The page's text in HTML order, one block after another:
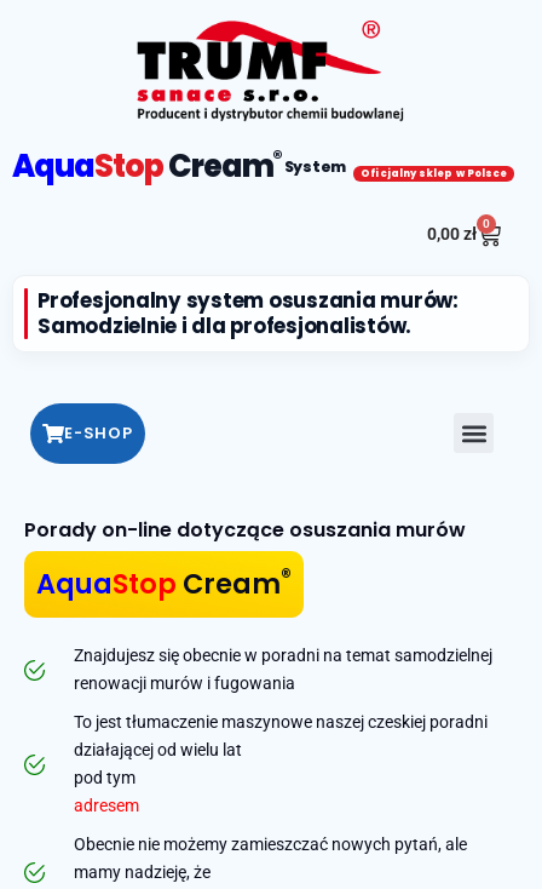
AquaStopCream®System Oficjalny sklep w Polsce
0,00zł
0
Profesjonalny system osuszania murów:
Samodzielnie i dla profesjonalistów.
E-SHOP
Porady on-line dotyczące osuszania murów
AquaStop Cream®
Znajdujesz się obecnie w poradni na temat samodzielnej
renowacji murów i fugowania
To jest tłumaczenie maszynowe naszej czeskiej poradni
działającej od wielu lat
pod tym
adresem
Obecnie nie możemy zamieszczać nowych pytań, ale
mamy nadzieję, że